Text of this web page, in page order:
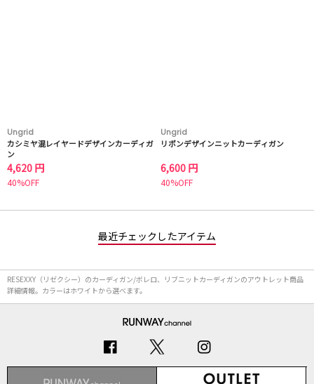
Ungrid
カシミヤ混レイヤードデザインカーディガ
ン
4,620 円
40%OFF
Ungrid
リボンデザインニットカーディガン
6,600 円
40%OFF
最近チェックしたアイテム
RESEXXY（リゼクシー）のカーディガン/ボレロ、リブニットカーディガンのアウトレット商品
詳細情報。カラーはホワイトから選べます。